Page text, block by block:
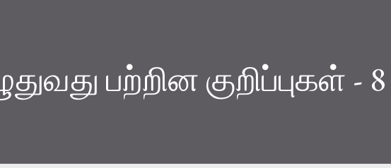
பற்றின குறிப்புகள் - 8